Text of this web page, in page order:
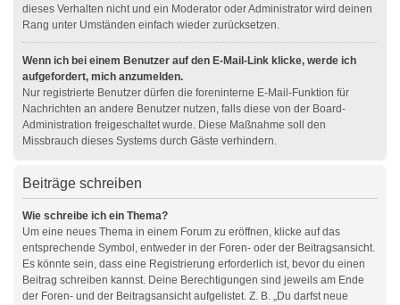
dieses Verhalten nicht und ein Moderator oder Administrator wird deinen
Rang unter Umständen einfach wieder zurücksetzen.
Wenn ich bei einem Benutzer auf den E-Mail-Link klicke, werde ich
aufgefordert, mich anzumelden.
Nur registrierte Benutzer dürfen die foreninterne E-Mail-Funktion für
Nachrichten an andere Benutzer nutzen, falls diese von der Board-
Administration freigeschaltet wurde. Diese Maßnahme soll den
Missbrauch dieses Systems durch Gäste verhindern.
Beiträge schreiben
Wie schreibe ich ein Thema?
Um eine neues Thema in einem Forum zu eröffnen, klicke auf das
entsprechende Symbol, entweder in der Foren- oder der Beitragsansicht.
Es könnte sein, dass eine Registrierung erforderlich ist, bevor du einen
Beitrag schreiben kannst. Deine Berechtigungen sind jeweils am Ende
der Foren- und der Beitragsansicht aufgelistet. Z. B. „Du darfst neue